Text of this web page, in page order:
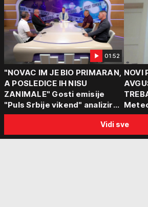
01:52
"NOVAC IM JE BIO PRIMARAN,
A POSLEDICE IH NISU
ZANIMALE" Gosti emisije
"Puls Srbije vikend" analizirali
slučajeve koji su potresli
Srbiju: Zločin se ne isplati
NOVI
za
Vidi sve